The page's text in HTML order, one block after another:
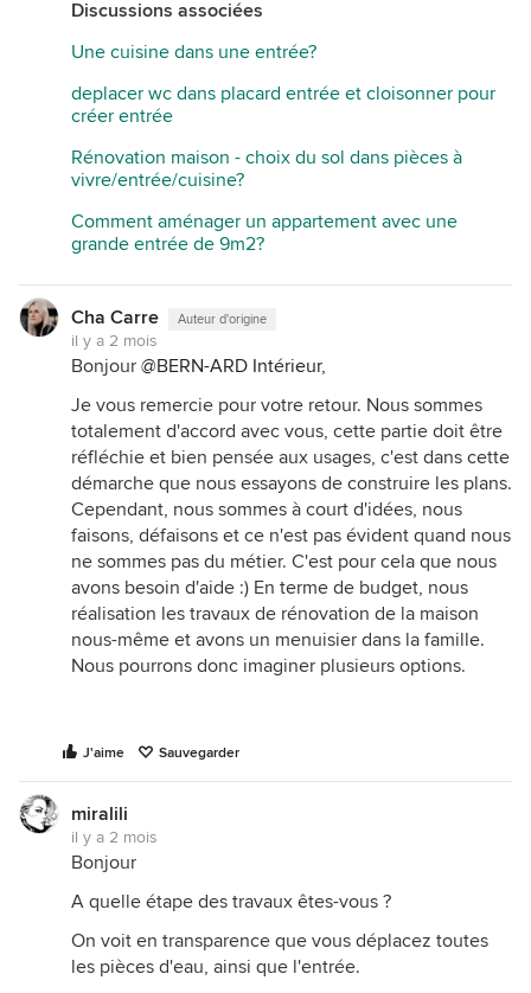
Discussions associées
Une cuisine dans une entrée?
deplacer wc dans placard entrée et cloisonner pour
créer entrée
Rénovation maison - choix du sol dans pièces à
vivre/entrée/cuisine?
Comment aménager un appartement avec une
grande entrée de 9m2?
Cha Carre Auteur d'origine
il y a 2 mois
Bonjour @BERN-ARD Intérieur,
Je vous remercie pour votre retour. Nous sommes
totalement d'accord avec vous, cette partie doit être
réfléchie et bien pensée aux usages, c'est dans cette
démarche que nous essayons de construire les plans.
Cependant, nous sommes à court d'idées, nous
faisons, défaisons et ce n'est pas évident quand nous
ne sommes pas du métier. C'est pour cela que nous
avons besoin d'aide :) En terme de budget, nous
réalisation les travaux de rénovation de la maison
nous-même et avons un menuisier dans la famille.
Nous pourrons donc imaginer plusieurs options.
J'aime Sauvegarder
miralili
il y a 2 mois
Bonjour
A quelle étape des travaux êtes-vous ?
On voit en transparence que vous déplacez toutes
les pièces d'eau, ainsi que l'entrée.